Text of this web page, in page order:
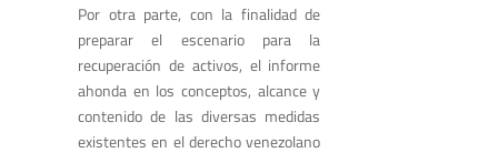
Por otra parte, con la finalidad de
preparar el escenario para la
recuperación de activos, el informe
ahonda en los conceptos, alcance y
contenido de las diversas medidas
existentes en el derecho venezolano